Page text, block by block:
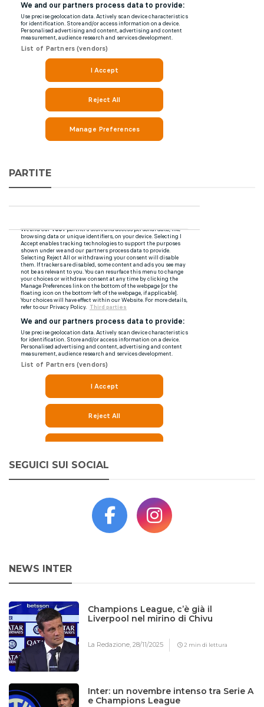
PARTITE
SEGUICI SUI SOCIAL
NEWS INTER
Champions League, c’è già il
Liverpool nel mirino di Chivu
La Redazione,28/11/2025 2 min di lettura
Inter: un novembre intenso tra Serie A
e Champions League